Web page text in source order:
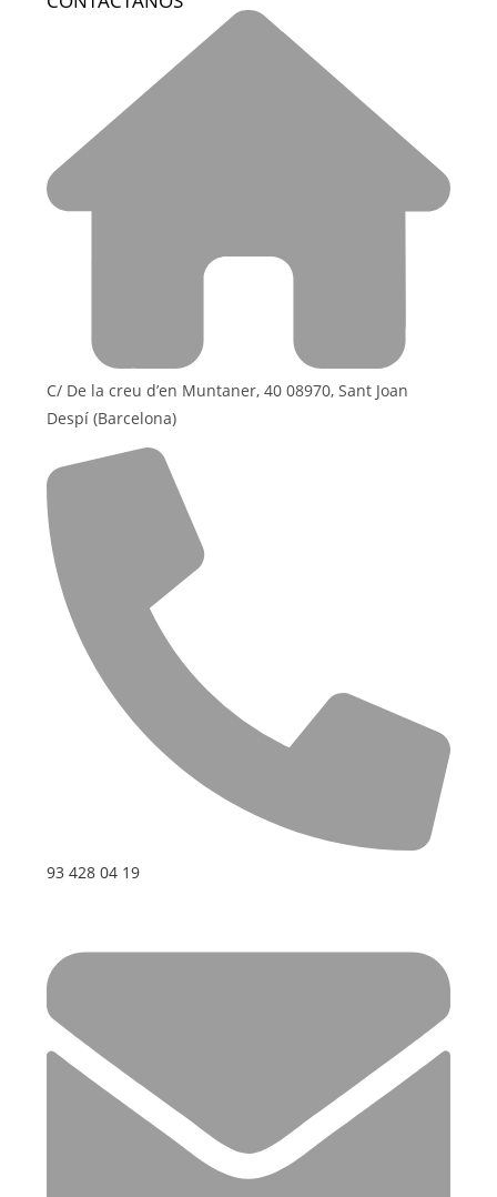
C/ De la creu d’en Muntaner, 40 08970, Sant Joan
Despí (Barcelona)
93 428 04 19